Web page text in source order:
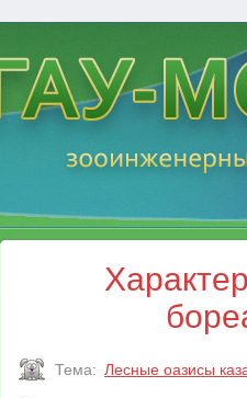
Тема: Лесные оазисы